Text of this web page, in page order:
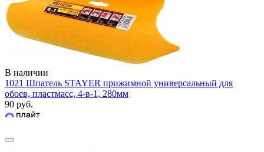
В наличии
1021 Шпатель STAYER прижимной универсальный для
обоев, пластмасс, 4-в-1, 280мм
90 руб.